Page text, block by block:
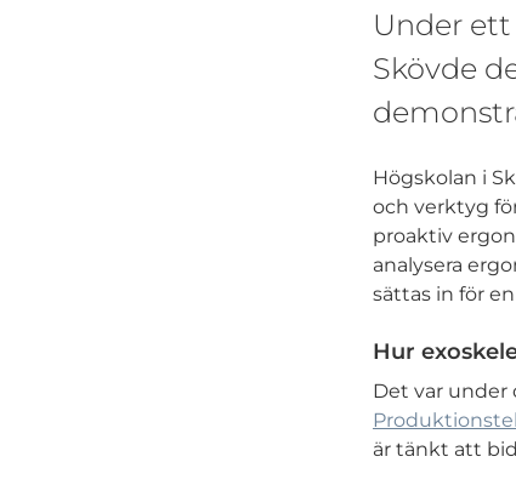
Under
Skövde
Högskolan i
och verktyg
proaktiv
analysera
sättas in för
Hur
Det var under
är tänkt att